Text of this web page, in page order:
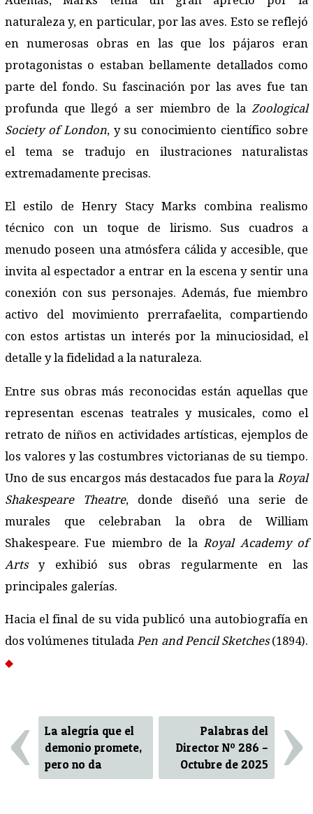
naturaleza y, en particular, por las aves. Esto se reflejó
en numerosas obras en las que los pájaros eran
protagonistas o estaban bellamente detallados como
parte del fondo. Su fascinación por las aves fue tan
profunda que llegó a ser miembro de la Zoological
Society of London, y su conocimiento científico sobre
el tema se tradujo en ilustraciones naturalistas
extremadamente precisas.
El estilo de Henry Stacy Marks combina realismo
técnico con un toque de lirismo. Sus cuadros a
menudo poseen una atmósfera cálida y accesible, que
invita al espectador a entrar en la escena y sentir una
conexión con sus personajes. Además, fue miembro
activo del movimiento prerrafaelita, compartiendo
con estos artistas un interés por la minuciosidad, el
detalle y la fidelidad a la naturaleza.
Entre sus obras más reconocidas están aquellas que
representan escenas teatrales y musicales, como el
retrato de niños en actividades artísticas, ejemplos de
los valores y las costumbres victorianas de su tiempo.
Uno de sus encargos más destacados fue para la Royal
Shakespeare Theatre, donde diseñó una serie de
murales que celebraban la obra de William
Shakespeare. Fue miembro de la Royal Academy of
Artsy exhibió sus obras regularmente en las
principales galerías.
Hacia el final de su vida publicó una autobiografía en
dos volúmenes tituladaPen and Pencil Sketches(1894).
‹
La alegría que el
demonio promete,
pero no da
Palabras del
Director Nº 286 –
Octubre de 2025
›